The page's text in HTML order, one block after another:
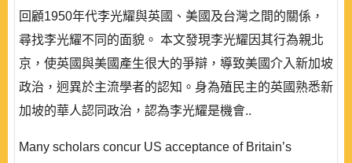
回顧1950年代李光耀與英國、美國及台灣之間的關係，
尋找李光耀不同的面貌。 本文發現李光耀因其行為親北
京，使英國與美國產生很大的爭辯，導致美國介入新加坡
政治，迥異於主流學者的認知。身為殖民主的英國熟悉新
加坡的華人認同政治，認為李光耀是機會..
Many scholars concur US acceptance of Britain’s